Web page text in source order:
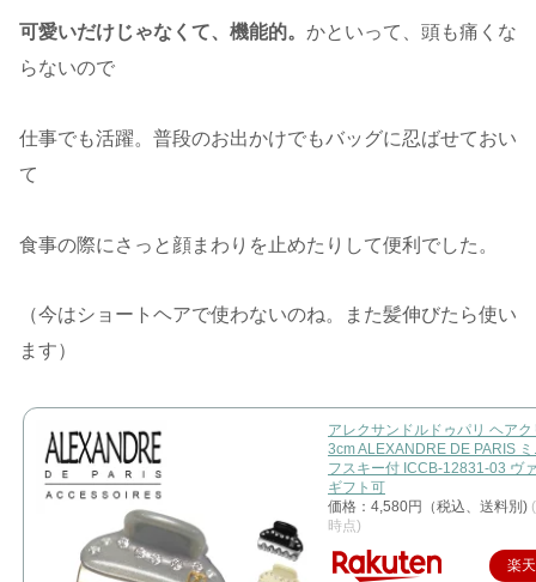
可愛いだけじゃなくて、機能的。 かといって、頭も痛くな
らないので
仕事でも活躍。普段のお出かけでもバッグに忍ばせておい
て
食事の際にさっと顔まわりを止めたりして便利でした。
（今はショートヘアで使わないのね。また髪伸びたら使い
ます）
アレクサンドルドゥパリ ヘアク
3cm ALEXANDRE DE PARIS
フスキー付 ICCB-12831-03 ヴ
ギフト可
価格：4,580円（税込、送料別)
時点)
楽